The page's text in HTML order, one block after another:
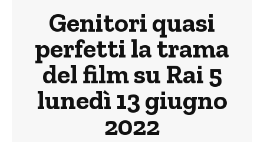
Genitori quasi
perfetti la trama
del film su Rai 5
lunedì 13 giugno
2022